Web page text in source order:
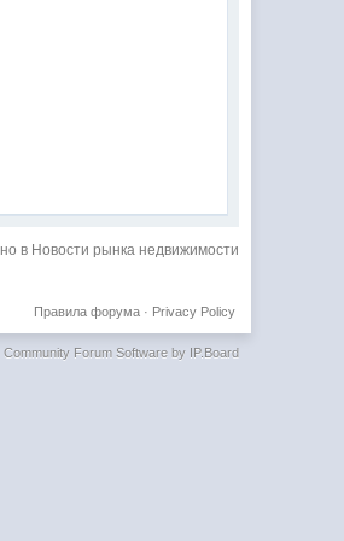
в Новости рынка недвижимости
Privacy Policy
Правила форума·
Community Forum Software by IP.Board